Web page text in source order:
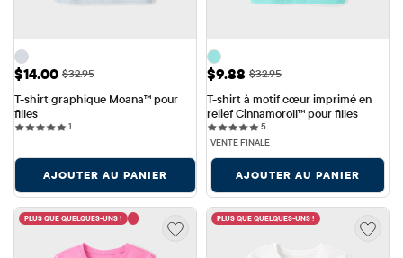
Prix ​​de vente: $14.00
$14.00 Prix ​​d'origine: $32.95
$32.95
T-shirt graphique Moana™ pour
filles
1
AJOUTER AU PANIER
Prix ​​de vente: $9.88
$9.88 Prix ​​d'origine: $32.95
$32.95
T-shirt à motif cœur imprimé en
relief Cinnamoroll™ pour filles
55 reviews
VENTE FINALE
AJOUTER AU PANIER
PLUS QUE QUELQUES-UNS ! PLUS QUE QUELQUES-UNS !